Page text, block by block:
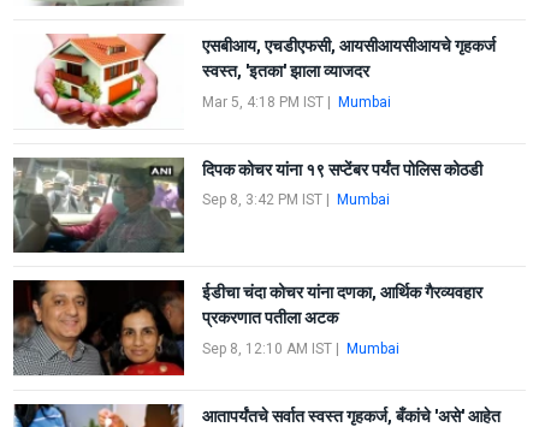
एसबीआय, एचडीएफसी, आयसीआयसीआयचे गृहकर्ज
स्वस्त, 'इतका' झाला व्याजदर
Mar 5, 4:18 PM IST| Mumbai
दिपक कोचर यांना १९ सप्टेंबर पर्यंत पोलिस कोठडी
Sep 8, 3:42 PM IST| Mumbai
ईडीचा चंदा कोचर यांना दणका, आर्थिक गैरव्यवहार
प्रकरणात पतीला अटक
Sep 8, 12:10 AM IST| Mumbai
आतापर्यंतचे सर्वात स्वस्त गृहकर्ज, बँकांचे 'असे' आहेत